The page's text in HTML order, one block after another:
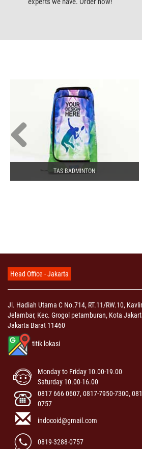
TAS BADMINTON
Head Office - Jakarta
Jl. Hadiah Utama C No.714, RT.11/RW.10,
Jelambar, Kec. Grogol petamburan, Kota
Jakarta Barat 11460
titik lokasi
Monday to Friday 10.00-19.00
Saturday 10.00-16.00
0817 666 0607, 0817-7950-7300,
0757
indocoid@gmail.com
0819-3288-0757